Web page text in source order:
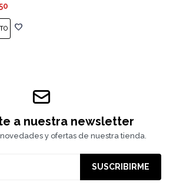
a nuestra newsletter
y ofertas de nuestra tienda.
SUSCRIBIRME